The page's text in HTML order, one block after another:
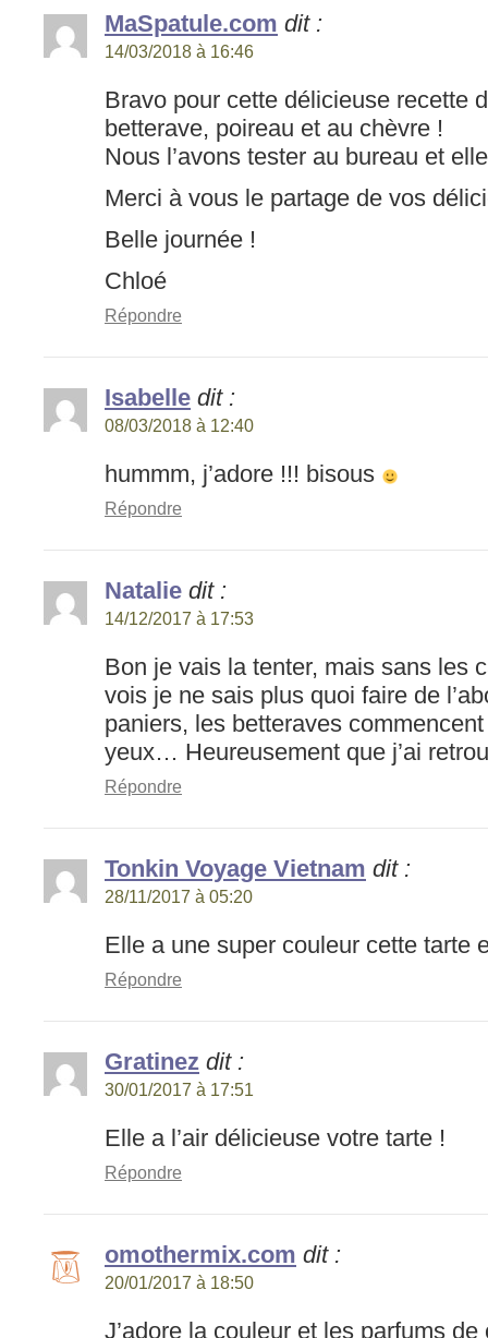
MaSpatule.com dit :
14/03/2018 à 16:46
Bravo pour cette délicieuse recette
betterave, poireau et au chèvre !
Nous l’avons tester au bureau et
Merci à vous le partage de vos
Belle journée !
Chloé
Répondre
Isabelle dit :
08/03/2018 à 12:40
hummm, j’adore !!! bisous
Répondre
Natalie dit :
14/12/2017 à 17:53
Bon je vais la tenter, mais sans les
vois je ne sais plus quoi faire de
paniers, les betteraves
yeux… Heureusement que j’ai
Répondre
Tonkin Voyage Vietnam dit :
28/11/2017 à 05:20
Elle a une super couleur cette tarte
Répondre
Gratinez dit :
30/01/2017 à 17:51
Elle a l’air délicieuse votre tarte !
Répondre
omothermix.com dit :
20/01/2017 à 18:50
J’adore la couleur et les parfums de